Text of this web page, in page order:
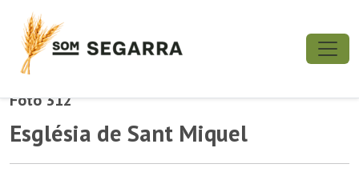
Foto 312
Església de Sant Miquel